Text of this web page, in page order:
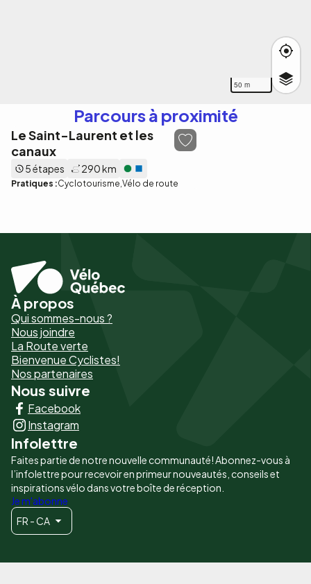
50 m
Parcours à proximité
Le Saint-Laurent et les
canaux
5 étapes 290 km
Pratiques :Cyclotourisme Vélo de route
Pied
de
page
-
Liens
principaux
À propos
Qui sommes-nous ?
Nous joindre
La Route verte
Bienvenue Cyclistes!
Nos partenaires
Nous suivre
Facebook
Instagram
Infolettre
Faites partie de notre nouvelle communauté! Abonnez-vous à
l’infolettre pour recevoir en primeur nouveautés, conseils et
inspirations vélo dans votre boîte de réception.
Je m'abonne
FR - CA